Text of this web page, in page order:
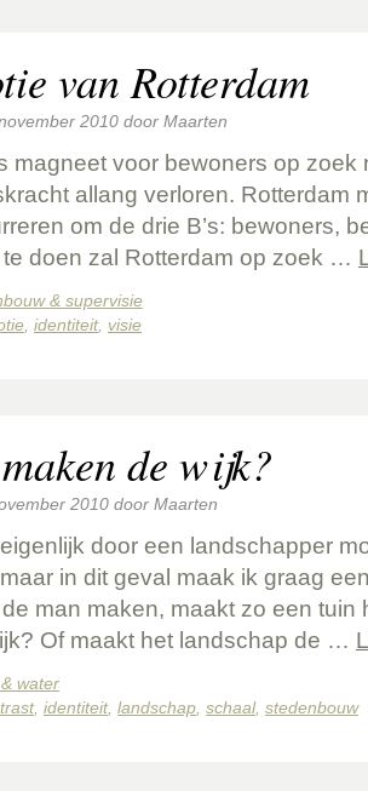
van Rotterdam
2010 door Maarten
magneet voor bewoners op zoek
allang verloren. Rotterdam
om de drie B’s: bewoners,
te doen zal Rotterdam op zoek …
& supervisie
identiteit, visie
de wijk?
2010 door Maarten
door een landschapper
in dit geval maak ik graag
man maken, maakt zo een tuin
Of maakt het landschap de …
water
, identiteit, landschap schaal, stedenbouw